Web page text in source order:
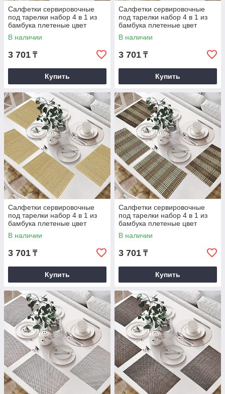
Салфетки сервировочные
под тарелки набор 4 в 1 из
бамбука плетеные цвет
бежевый и зеленый
В наличии
3 701 ₸
Купить
Салфетки сервировочные
под тарелки набор 4 в 1 из
бамбука плетеные цвет
бежевый и красный
В наличии
3 701 ₸
Купить
Салфетки сервировочные
под тарелки набор 4 в 1 из
бамбука плетеные цвет
бежевый
В наличии
3 701 ₸
Купить
Салфетки сервировочные
под тарелки набор 4 в 1 из
бамбука плетеные цвет
бежевый, черный и
коричневый
В наличии
3 701 ₸
Купить